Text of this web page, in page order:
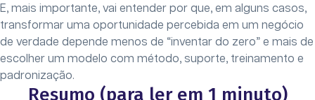
E, mais importante, vai entender por que, em alguns casos,
transformar uma oportunidade percebida em um negócio
de verdade depende menos de “inventar do zero” e mais de
escolher um modelo com método, suporte, treinamento e
padronização.
Resumo (para ler em 1 minuto)